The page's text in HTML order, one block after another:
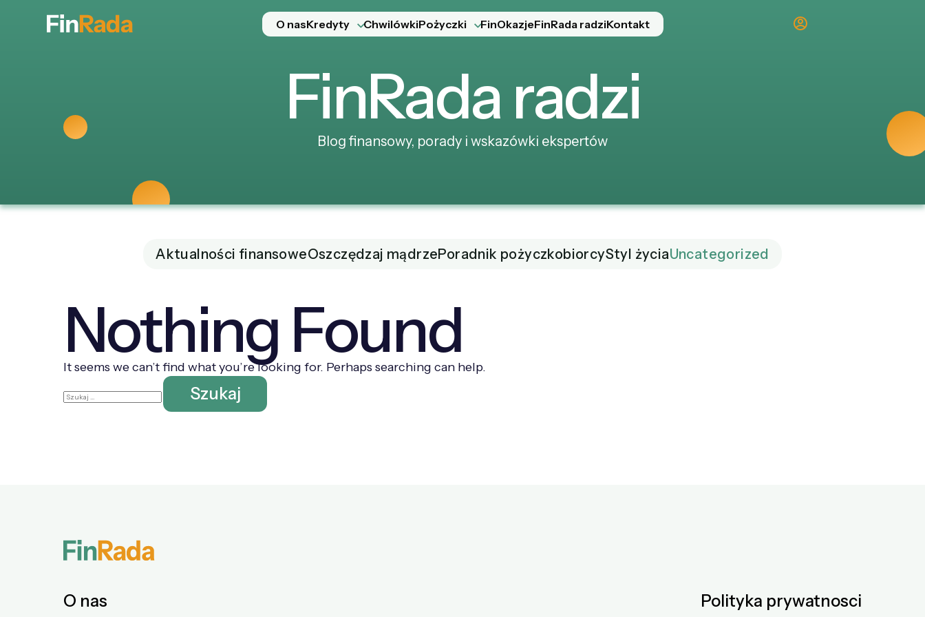
O nasKredyty ChwilówkiPożyczki FinOkazjeFinRada radziKontakt
FinRada radzi
Blog finansowy, porady i wskazówki ekspertów
Aktualności finansoweOszczędzaj mądrzePoradnik pożyczkobiorcyStyl życiaUncategorized
Nothing Found
It seems we can’t find what you’re looking for. Perhaps searching can help.
O nas
Polityka prywatnosci